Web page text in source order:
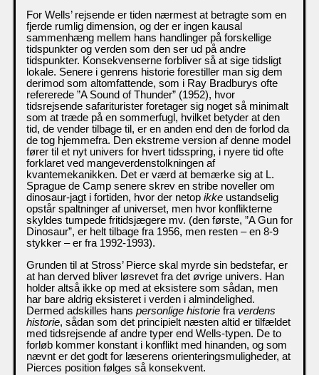
For Wells’ rejsende er tiden nærmest at betragte som en
fjerde rumlig dimension, og der er ingen kausal
sammenhæng mellem hans handlinger på forskellige
tidspunkter og verden som den ser ud på andre
tidspunkter. Konsekvenserne forbliver så at sige tidsligt
lokale. Senere i genrens historie forestiller man sig dem
derimod som altomfattende, som i Ray Bradburys ofte
refererede ”A Sound of Thunder” (1952), hvor
tidsrejsende safariturister foretager sig noget så minimalt
som at træde på en sommerfugl, hvilket betyder at den
tid, de vender tilbage til, er en anden end den de forlod da
de tog hjemmefra. Den ekstreme version af denne model
fører til et nyt univers for hvert tidsspring, i nyere tid ofte
forklaret ved mangeverdenstolkningen af
kvantemekanikken. Det er værd at bemærke sig at L.
Sprague de Camp senere skrev en stribe noveller om
dinosaur-jagt i fortiden, hvor der netop ikkeustandselig
opstår spaltninger af universet, men hvor konflikterne
skyldes tumpede fritidsjægere mv. (den første, ”A Gun for
Dinosaur”, er helt tilbage fra 1956, men resten – en 8-9
stykker – er fra 1992-1993).
Grunden til at Stross’ Pierce skal myrde sin bedstefar, er
at han derved bliver løsrevet fra det øvrige univers. Han
holder altså ikke op med at eksistere som sådan, men
har bare aldrig eksisteret i verden i almindelighed.
Dermed adskilles hans personlige historiefra verdens
historie, sådan som det principielt næsten altid er tilfældet
med tidsrejsende af andre typer end Wells-typen. De to
forløb kommer konstant i konflikt med hinanden, og som
nævnt er det godt for læserens orienteringsmuligheder, at
Pierces position følges så konsekvent.